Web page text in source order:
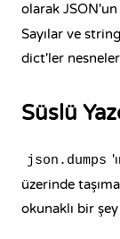
olarak JSON'un
Sayılar ve
dict'ler
Süslü
json.dumps
üzerinde
okunaklı bir